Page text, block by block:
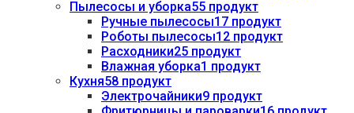
Пылесосы и уборка55 продукт
Ручные пылесосы17 продукт
Роботы пылесосы12 продукт
Расходники25 продукт
Влажная уборка1 продукт
Кухня58 продукт
Электрочайники9 продукт